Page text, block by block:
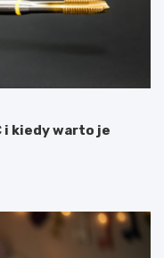
i kiedy warto je